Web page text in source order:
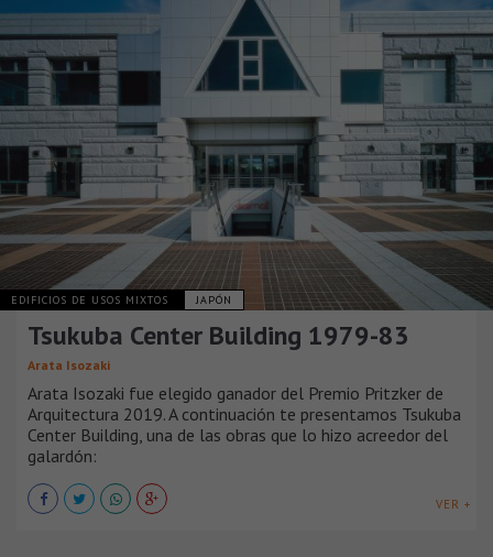
EDIFICIOS DE USOS MIXTOS JAPÓN
Tsukuba Center Building 1979-83
Arata Isozaki
Arata Isozaki fue elegido ganador del Premio Pritzker de
Arquitectura 2019. A continuación te presentamos Tsukuba
Center Building, una de las obras que lo hizo acreedor del
galardón:
VER +